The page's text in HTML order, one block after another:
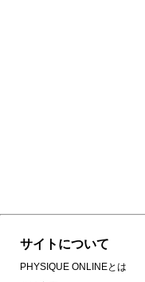
サイトについて
PHYSIQUE ONLINEとは